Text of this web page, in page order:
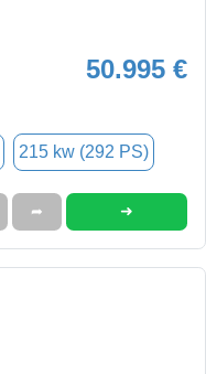
50.995 €
215 kw (292 PS)
➦ ➜